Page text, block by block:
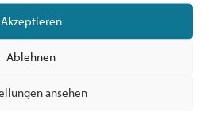
Akzeptieren
Ablehnen
ansehen
ist eher selten anzutreffen.
denen durchaus eine
wird, setzen vor
Handeln in den